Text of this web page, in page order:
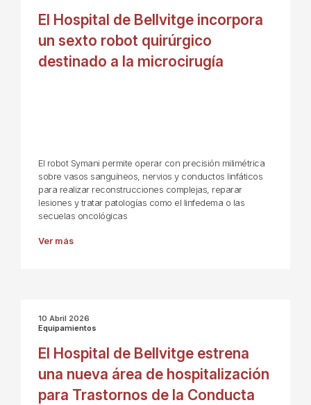
El Hospital de Bellvitge incorpora
un sexto robot quirúrgico
destinado a la microcirugía
El robot Symani permite operar con precisión milimétrica
sobre vasos sanguíneos, nervios y conductos linfáticos
para realizar reconstrucciones complejas, reparar
lesiones y tratar patologías como el linfedema o las
secuelas oncológicas
Ver más
10 Abril 2026
Equipamientos
El Hospital de Bellvitge estrena
una nueva área de hospitalización
para Trastornos de la Conducta